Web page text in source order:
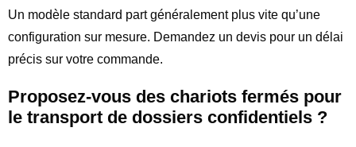
Un modèle standard part généralement plus vite qu’une
configuration sur mesure. Demandez un devis pour un délai
précis sur votre commande.
Proposez-vous des chariots fermés pour
le transport de dossiers confidentiels ?